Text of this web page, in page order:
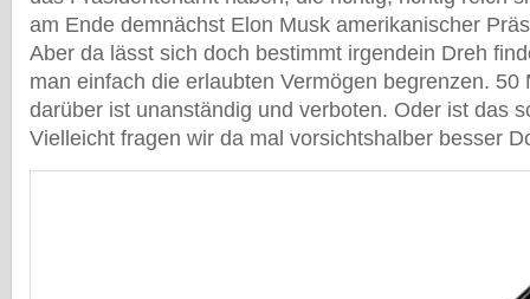
am Ende demnächst Elon Musk amerikanischer
Aber da lässt sich doch bestimmt irgendein Dreh
man einfach die erlaubten Vermögen begrenzen. 50
darüber ist unanständig und verboten. Oder ist das
Vielleicht fragen wir da mal vorsichtshalber besser